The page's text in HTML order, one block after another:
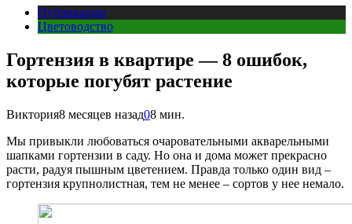
Публикации
Цветоводство
Гортензия в квартире — 8 ошибок,
которые погубят растение
Виктория8 месяцев назад08 мин.
Мы привыкли любоваться очаровательными акварельными
шапками гортензии в саду. Но она и дома может прекрасно
расти, радуя пышным цветением. Правда только один вид –
гортензия крупнолистная, тем не менее – сортов у нее немало.